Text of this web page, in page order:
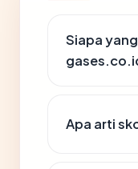
Siapa
Apa arti